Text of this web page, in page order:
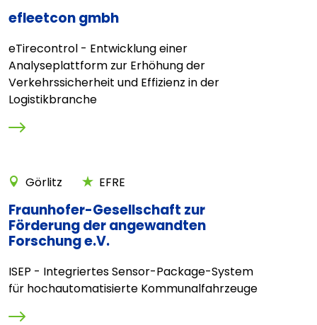
efleetcon gmbh
eTirecontrol - Entwicklung einer
Analyseplattform zur Erhöhung der
Verkehrssicherheit und Effizienz in der
Logistikbranche
Görlitz EFRE
Fraunhofer-Gesellschaft zur
Förderung der angewandten
Forschung e.V.
ISEP - Integriertes Sensor-Package-System
für hochautomatisierte Kommunalfahrzeuge